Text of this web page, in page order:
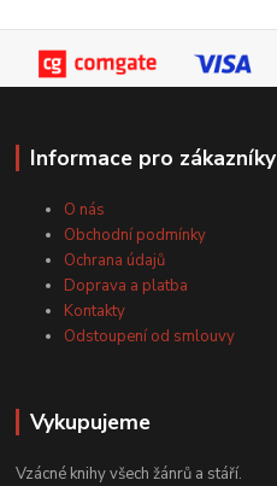
Informace pro zákazníky
O nás
Obchodní podmínky
Ochrana údajů
Doprava a platba
Kontakty
Odstoupení od smlouvy
Vykupujeme
Vzácné knihy všech žánrů a stáří.